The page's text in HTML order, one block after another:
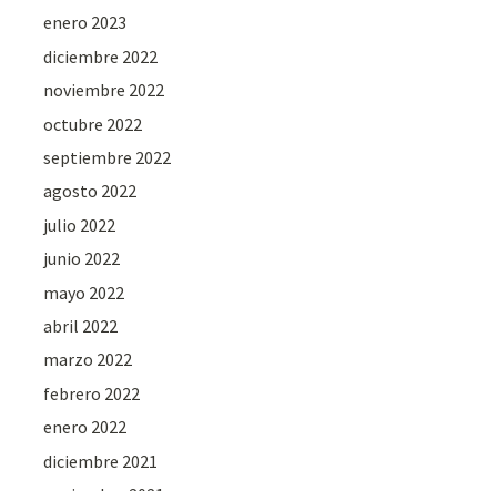
enero 2023
diciembre 2022
noviembre 2022
octubre 2022
septiembre 2022
agosto 2022
julio 2022
junio 2022
mayo 2022
abril 2022
marzo 2022
febrero 2022
enero 2022
diciembre 2021